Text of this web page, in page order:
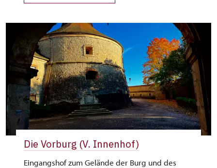
Die Vorburg (V. Innenhof)
Eingangshof zum Gelände der Burg und des